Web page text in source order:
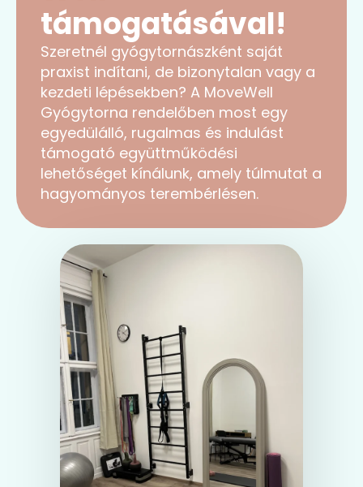
támogatásával!
Szeretnél gyógytornászként saját
praxist indítani, de bizonytalan vagy a
kezdeti lépésekben? A MoveWell
Gyógytorna rendelőben most egy
egyedülálló, rugalmas és indulást
támogató együttműködési
lehetőséget kínálunk, amely túlmutat a
hagyományos terembérlésen.